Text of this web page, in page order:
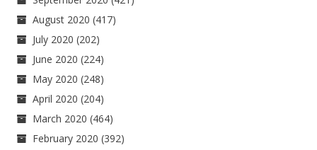
August 2020 (417)
July 2020 (202)
June 2020 (224)
May 2020 (248)
April 2020 (204)
March 2020 (464)
February 2020 (392)